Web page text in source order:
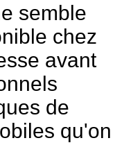
semble
chez
avant
de
qu'on